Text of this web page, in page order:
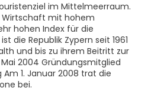
im Mittelmeerraum.
mit hohem
hohen Index für die
die Republik Zypern seit 1961
und bis zu ihrem Beitritt zur
2004 Gründungsmitglied
1. Januar 2008 trat die
bei.